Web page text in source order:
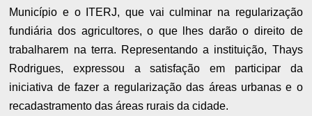
Município e o ITERJ, que vai culminar na regularização
fundiária dos agricultores, o que lhes darão o direito de
trabalharem na terra. Representando a instituição, Thays
Rodrigues, expressou a satisfação em participar da
iniciativa de fazer a regularização das áreas urbanas e o
recadastramento das áreas rurais da cidade.